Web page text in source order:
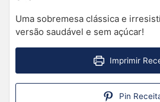
Uma sobremesa clássica e
versão saudável e sem açúcar!
Imprimir
Pin